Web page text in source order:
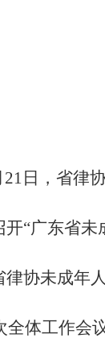
21日，省律
“广东省未
律协未成年
全体工作会